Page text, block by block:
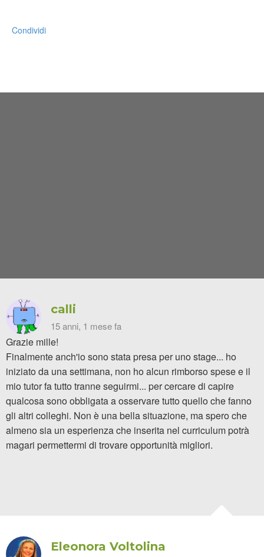
Condividi
calli
15 anni, 1 mese fa
Grazie mille!
Finalmente anch'io sono stata presa per uno stage... ho
iniziato da una settimana, non ho alcun rimborso spese e il
mio tutor fa tutto tranne seguirmi... per cercare di capire
qualcosa sono obbligata a osservare tutto quello che fanno
gli altri colleghi. Non è una bella situazione, ma spero che
almeno sia un esperienza che inserita nel curriculum potrà
magari permettermi di trovare opportunità migliori.
Eleonora Voltolina